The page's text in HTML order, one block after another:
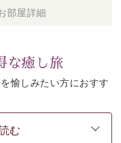
部屋詳細
な癒し旅
愉しみたい方におすす
得にご予約できます。
む